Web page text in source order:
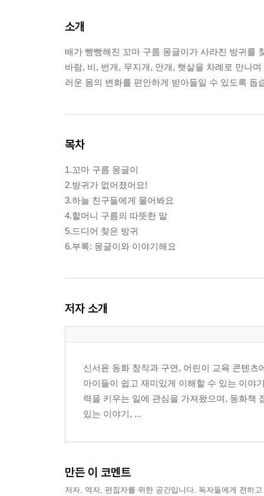
소개
배가 빵빵해진 꼬마 구름 몽글이가 사라진 방귀를
바람, 비, 번개, 무지개, 안개, 햇살을 차례로 만나
러운 몸의 변화를 편안하게 받아들일 수 있도록 돕
목차
1.꼬마 구름 몽글이
2.방귀가 없어졌어요!
3.하늘 친구들에게 물어봐요
4.할머니 구름의 따뜻한 말
5.드디어 찾은 방귀
6.부록: 몽글이와 이야기해요
저자 소개
신서윤 동화 창작과 구연, 어린이 교육 콘텐
아이들이 쉽고 재미있게 이해할 수 있는 이야
력을 키우는 일에 관심을 가져왔으며, 동화책
있는 이야기, ...
만든 이 코멘트
저자, 역자, 편집자를 위한 공간입니다. 독자들에게 전하